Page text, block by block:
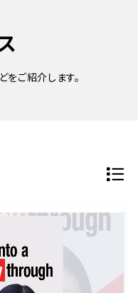
ご紹介します。